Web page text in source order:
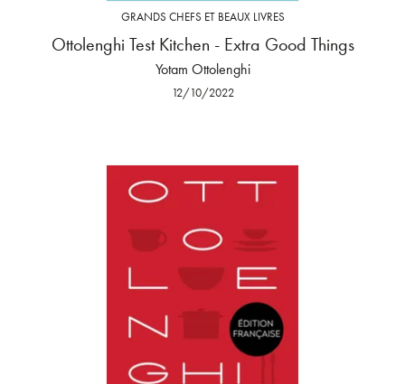
GRANDS CHEFS ET BEAUX LIVRES
Ottolenghi Test Kitchen - Extra Good Things
Yotam Ottolenghi
12/10/2022